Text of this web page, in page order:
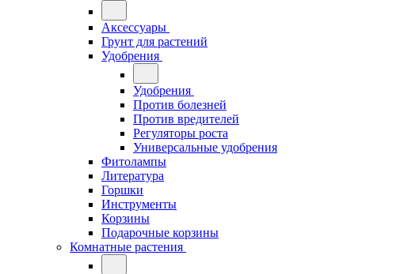
Аксессуары
Грунт для растений
Удобрения
Удобрения
Против болезней
Против вредителей
Регуляторы роста
Универсальные удобрения
Фитолампы
Литература
Горшки
Инструменты
Корзины
Подарочные корзины
Комнатные растения